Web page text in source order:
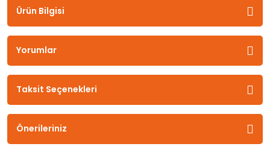
Ürün Bilgisi
Yorumlar
Taksit Seçenekleri
Önerileriniz